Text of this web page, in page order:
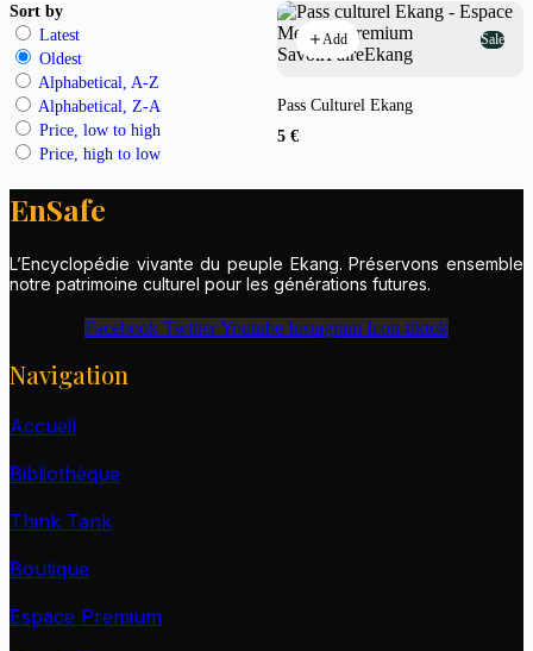
Sort by
Latest
Oldest
Alphabetical, A-Z
Alphabetical, Z-A
Price, low to high
Price, high to low
Add Sale
Pass Culturel Ekang
5 €
EnSafe
L’Encyclopédie vivante du peuple Ekang. Préservons ensemble
notre patrimoine culturel pour les générations futures.
Facebook TwitterYoutube Instagram Icon-tiktok
Navigation
Accueil
Bibliothèque
Think Tank
Boutique
Espace Premium